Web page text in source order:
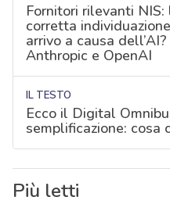
Fornitori rilevanti
corretta
arrivo a causa
Anthropic e OpenAI
IL TESTO
Ecco il Digital
semplificazione: cosa
Più letti